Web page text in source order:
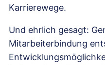
Karrierewege.
Und ehrlich gesagt:
Mitarbeiterbindung